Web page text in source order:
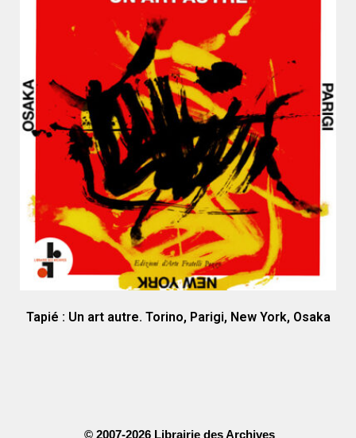
Tapié : Un art autre. Torino, Parigi, New York, Osaka
© 2007-2026 Librairie des Archives